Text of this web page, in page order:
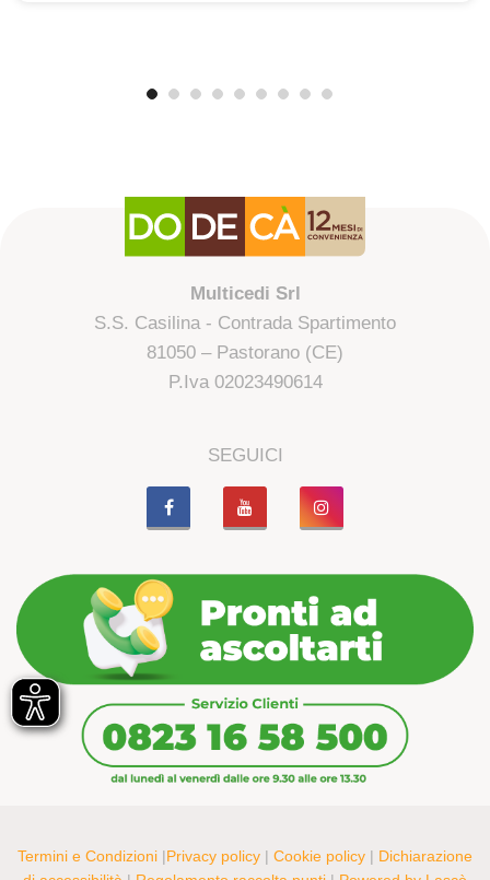
Multicedi Srl
S.S. Casilina - Contrada Spartimento
81050 – Pastorano (CE)
P.Iva 02023490614
SEGUICI
Termini e Condizioni |Privacy policy | Cookie policy | Dichiarazione